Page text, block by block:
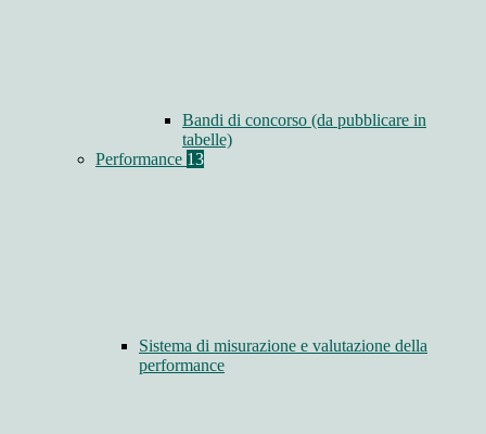
Bandi di concorso (da pubblicare in
tabelle)
Performance 13
Sistema di misurazione e valutazione della
performance